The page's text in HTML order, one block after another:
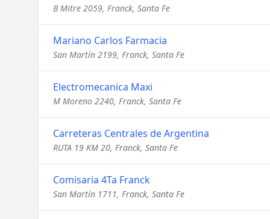
B Mitre 2059, Franck, Santa Fe
Mariano Carlos Farmacia
San Martín 2199, Franck, Santa Fe
Electromecanica Maxi
M Moreno 2240, Franck, Santa Fe
Carreteras Centrales de Argentina
RUTA 19 KM 20, Franck, Santa Fe
Comisaria 4Ta Franck
San Martín 1711, Franck, Santa Fe